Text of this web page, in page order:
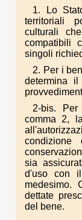
1. Lo
territoriali
culturali
compatibili
singoli
2. Per i
determina
2-bis.
comma 2,
condizione
sia
d'uso con il
medesimo.
dettate
del bene.